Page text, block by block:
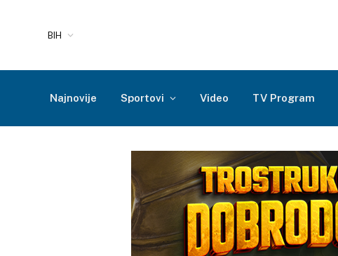
BIH
Najnovije Sportovi Video TV Program